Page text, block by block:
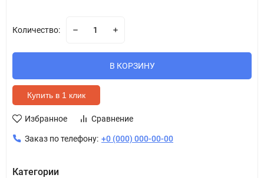
Количество:
В КОРЗИНУ
Купить в 1 клик
Избранное Сравнение
Заказ по телефону: +0 (000) 000-00-00
Категории